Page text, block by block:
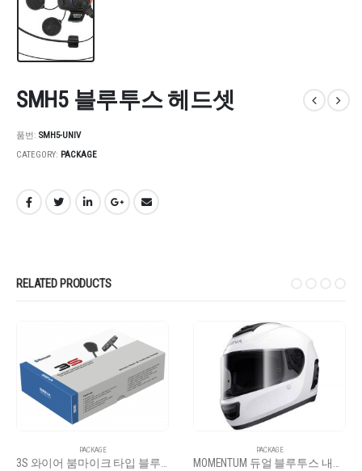
SMH5 블루투스 헤드셋
품번: SMH5-UNIV
CATEGORY: PACKAGE
RELATED PRODUCTS
3S 와이어 붐마이크 타입 블루투스 헤드셋 MOMENTUM 듀얼 블루투스 내장 풀페이스 헬멧